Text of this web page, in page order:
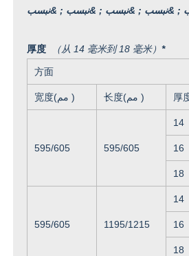
厚度 （从 14 毫米到 18 毫米） *
方面
宽度(مم ) 长度(مم )
595/605 595/605
14
16
18
595/605 1195/1215
14
16
18